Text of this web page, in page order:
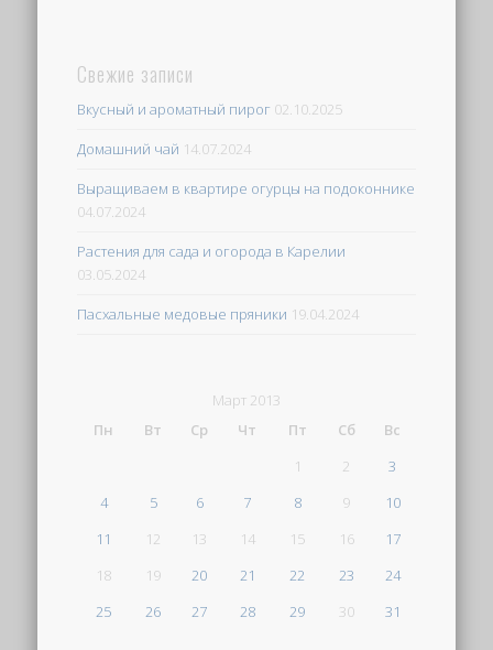
Свежие записи
Вкусный и ароматный пирог 02.10.2025
Домашний чай 14.07.2024
Выращиваем в квартире огурцы на подоконнике
04.07.2024
Растения для сада и огорода в Карелии
03.05.2024
Пасхальные медовые пряники 19.04.2024
Март 2013
Пн
Вт Ср Чт Пт Сб
Вс
1
2
3
4
5 6 7 8 9
10
11
12 13 14 15 16
17
18
19 20 21 22 23
24
25
26 27 28 29 30 31